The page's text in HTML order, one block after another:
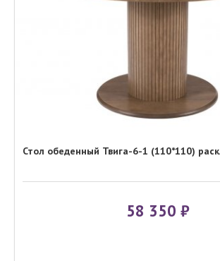
Стол обеденный Твига-6-1 (110*110)
58 350